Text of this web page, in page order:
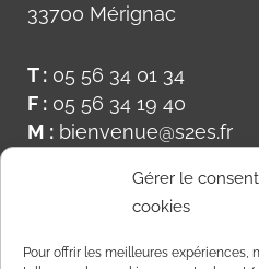
Gérer le
cookies
Pour offrir les meilleures expériences,
33700 Mérignac
T : 05 56 34 01 34
F : 05 56 34 19 40
M : bienvenue@s2es.fr